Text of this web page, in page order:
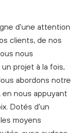
d'une attention
clients, de nos
nous
projet à la fois,
abordons notre
nous appuyant
Dotés d'un
moyens